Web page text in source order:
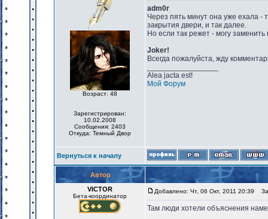
Возраст: 48
Зарегистрирован:
10.02.2008
Сообщения: 2403
Откуда: Темный Двор
adm0r
Через пять минут она уже ехала -
закрытия двери, и так далее.
Но если так режет - могу заменить
Joker!
Всегда пожалуйста, жду
Alea jacta est!
Мой Форум
Вернуться к началу
Автор
VICTOR
Бета-координатор
Добавлено: Чт, 06 Окт, 2011 20:39
Там люди хотели объяснения